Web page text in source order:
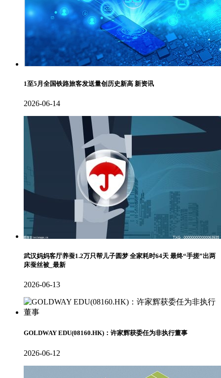
1至5月全国铁路旅客发送量创历史新高 新资讯
2026-06-14
武汉妈妈客厅养蚕1.2万只帮儿子圆梦 全家耗时64天 最终“手搓”出两
床蚕丝被_最新
2026-06-13
GOLDWAY EDU(08160.HK)：许家辉获委任为非执行董事
2026-06-12